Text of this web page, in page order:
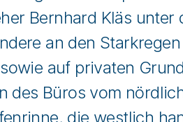
Bernhard Kläs
an den
auf privaten
des Büros vom
die westlich